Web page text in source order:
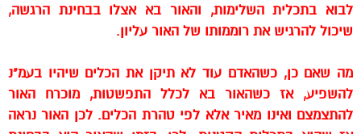
לבוא בתכלית השלימות, והאור בא אצלו בבחינת הרגשה,
שיכול להרגיש את רוממותו של האור עליון.
מה שאם כן, כשהאדם עוד לא תיקן את הכלים שיהיו בעמ"נ
להשפיע, אז כשהאור בא לכלל התפשטות, מוכרח האור
להתצמצם ואינו מאיר אלא לפי טהרת הכלים. לכן האור נראה